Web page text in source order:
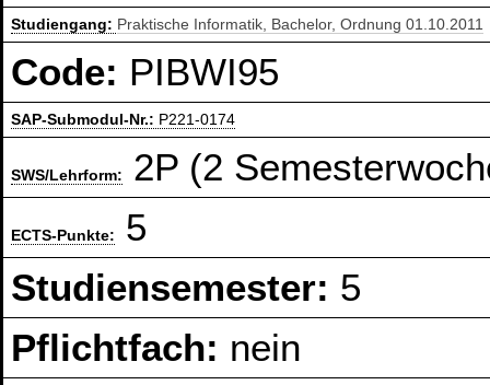
Studiengang: Praktische Informatik, Bachelor, Ordnung 01.10.2011
Code: PIBWI95
SAP-Submodul-Nr.: P221-0174
SWS/Lehrform: 2P (2
ECTS-Punkte:
5
Studiensemester: 5
Pflichtfach: nein